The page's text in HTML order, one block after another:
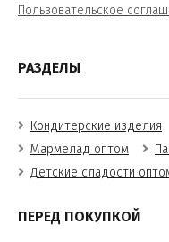
Пользовательское
РАЗДЕЛЫ
Кондитерские изделия
Мармелад оптом
Детские сладости
ПЕРЕД ПОКУПКОЙ